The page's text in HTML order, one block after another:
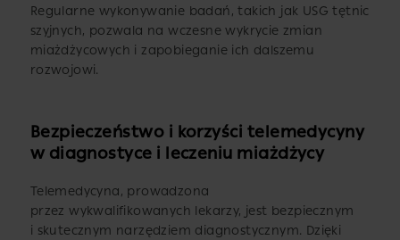
Regularne wykonywanie badań, takich jak USG tętnic
szyjnych, pozwala na wczesne wykrycie zmian
miażdżycowych i zapobieganie ich dalszemu
rozwojowi.
Bezpieczeństwo i korzyści telemedycyny
w diagnostyce i leczeniu miażdżycy
Telemedycyna, prowadzona
przez wykwalifikowanych lekarzy, jest bezpiecznym
i skutecznym narzędziem diagnostycznym. Dzięki